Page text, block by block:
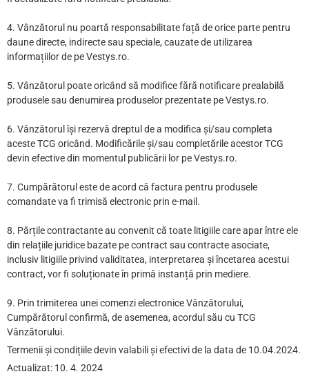
4. Vânzătorul nu poartă responsabilitate față de orice parte pentru
daune directe, indirecte sau speciale, cauzate de utilizarea
informațiilor de pe Vestys.ro.
5. Vânzătorul poate oricând să modifice fără notificare prealabilă
produsele sau denumirea produselor prezentate pe Vestys.ro.
6. Vânzătorul își rezervă dreptul de a modifica și/sau completa
aceste TCG oricând. Modificările și/sau completările acestor TCG
devin efective din momentul publicării lor pe Vestys.ro.
7. Cumpărătorul este de acord că factura pentru produsele
comandate va fi trimisă electronic prin e-mail.
8. Părțile contractante au convenit că toate litigiile care apar între ele
din relațiile juridice bazate pe contract sau contracte asociate,
inclusiv litigiile privind validitatea, interpretarea și încetarea acestui
contract, vor fi soluționate în primă instanță prin mediere.
9. Prin trimiterea unei comenzi electronice Vânzătorului,
Cumpărătorul confirmă, de asemenea, acordul său cu TCG
Vânzătorului.
Termenii și condițiile devin valabili și efectivi de la data de 10.04.2024.
Actualizat: 10. 4. 2024